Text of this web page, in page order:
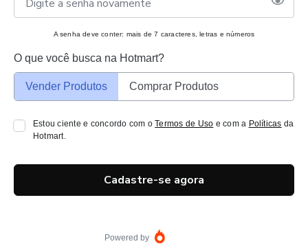
A senha deve conter: mais de 7 caracteres, letras e números
O que você busca na Hotmart?
Vender Produtos Comprar Produtos
Estou ciente e concordo com oTermos de Uso e com a Políticas da
Hotmart.
Cadastre-se agora
Powered by